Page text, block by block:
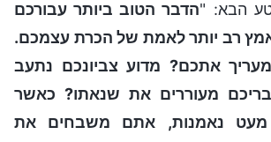
הבא: "הדבר הטוב ביותר עבורכם
רב יותר לאמת של הכרת עצמכם.
אתכם? מדוע צביונכם נתעב
מעוררים את שנאתו? כאשר
מעט נאמנות, אתם משבחים את